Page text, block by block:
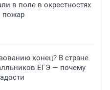
в поле в окрестностях
пожар
конец? В стране
ЕГЭ — почему